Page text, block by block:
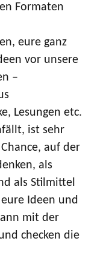
Formaten
eure ganz
vor unsere
–
Lesungen etc.
ist sehr
auf der
als
als Stilmittel
Ideen und
mit der
checken die